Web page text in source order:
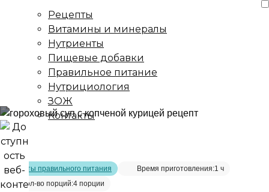
Рецепты
Витамины и минералы
Нутриенты
Пищевые добавки
Правильное питание
Нутрициология
ЗОЖ
Контакты
Главная страница
копченой курицей
Рецепты правильного питания Время приготовления:1 ч
Кол-во порций:4 порции